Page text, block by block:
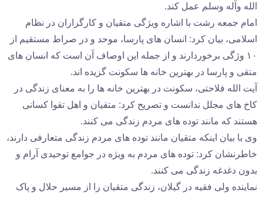
الله وآله وسلم عمل کند.
امام جمعه رشت با اشاره ویژگی متقیان و کارگزاران در نظام
اسلامی، بیان کرد: انسان های پارسا، موحد و در صراط مستقیم از
۱۰ وژگی برخوردارند و از جمله این اوصاف آن است که انسان های
متقی و پارسا در بهترین خانه ها سکونت گزیده اند.
آیت الله فلاحتی، سکونت در بهترین خانه ها را به معنای زندگی در
کاخ های مجلل ندانست و تصریح کرد: متقیان و اهل تقوا کسانی
هستند که مانند توده های مردم زندگی می کنند.
وی با بیان اینکه متقیان مانند توده های مردم زندگی متعارفی دارند،
خاطرنشان کرد: توده های مردم به ویژه در جوامع توحیدی آرام و
بدون دغدغه زندگی می کنند.
نماینده ولی فقیه در گیلان، زندگی متقیان را از مسیر حلال و پاک